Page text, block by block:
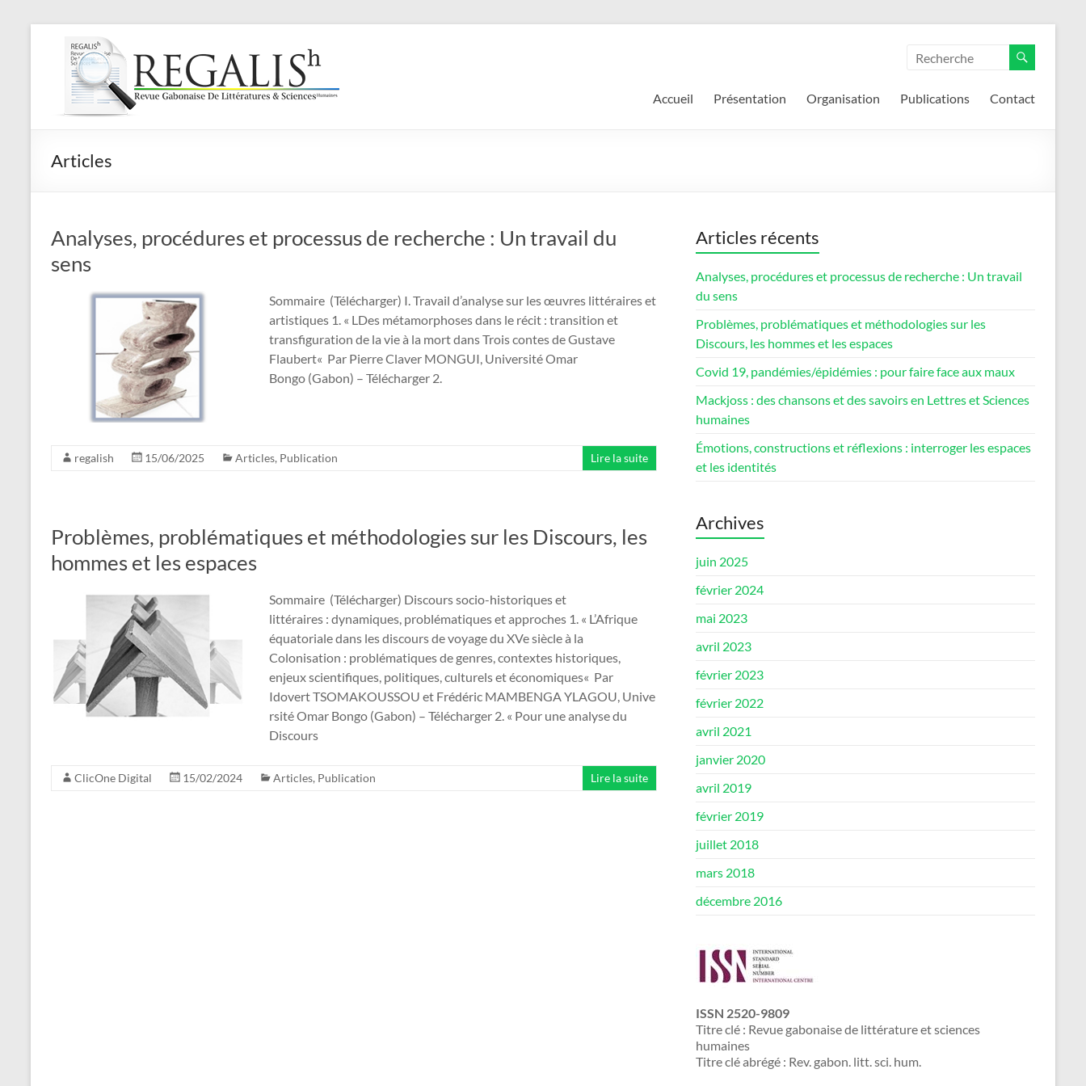
contenuRegalish
Revue
Gabonaise
&
Accueil Présentation Organisation Publications Contact
Articles
Analyses, procédures et processus de recherche : Un travail du
sens
Sommaire (Télécharger) I. Travail d’analyse sur les œuvres littéraires et
artistiques 1. « LDes métamorphoses dans le récit : transition et
transfiguration de la vie à la mort dans Trois contes de Gustave
Flaubert« Par Pierre Claver MONGUI, Université Omar
Bongo (Gabon) – Télécharger 2.
regalish 15/06/2025 Articles, Publication Lire la suite
Problèmes, problématiques et méthodologies sur les Discours, les
hommes et les espaces
Sommaire (Télécharger) Discours socio-historiques et
littéraires : dynamiques, problématiques et approches 1. « L’Afrique
équatoriale dans les discours de voyage du XVe siècle à la
Colonisation : problématiques de genres, contextes historiques,
enjeux scientifiques, politiques, culturels et économiques« Par
Idovert TSOMAKOUSSOU et Frédéric MAMBENGA YLAGOU, Unive
rsité Omar Bongo (Gabon) – Télécharger 2. « Pour une analyse du
Discours
ClicOne Digital 15/02/2024 Articles, Publication Lire la suite
Articles récents
Analyses, procédures et processus de recherche : Un travail
du sens
Problèmes, problématiques et méthodologies sur les
Discours, les hommes et les espaces
Covid 19, pandémies/épidémies : pour faire face aux maux
Mackjoss : des chansons et des savoirs en Lettres et Sciences
humaines
Émotions, constructions et réflexions : interroger les espaces
et les identités
Archives
juin 2025
février 2024
mai 2023
avril 2023
février 2023
février 2022
avril 2021
janvier 2020
avril 2019
février 2019
juillet 2018
mars 2018
décembre 2016
ISSN 2520-9809
Titre clé : Revue gabonaise de littérature et sciences
humaines
Titre clé abrégé : Rev. gabon. litt. sci. hum.